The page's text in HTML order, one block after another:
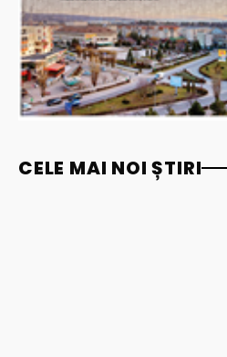
CELE MAI NOI ȘTIRI